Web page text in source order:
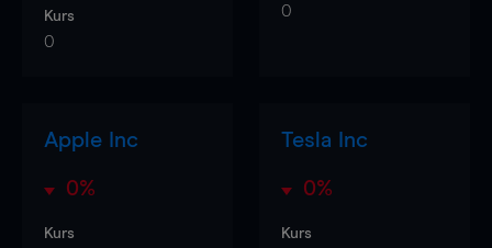
Kurs
0
0
Apple Inc
0%
Kurs
Tesla Inc
0%
Kurs